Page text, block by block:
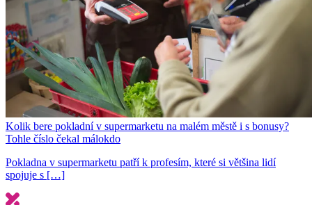
Kolik bere pokladní v supermarketu na malém městě i s bonusy?
Tohle číslo čekal málokdo
Pokladna v supermarketu patří k profesím, které si většina lidí
spojuje s […]